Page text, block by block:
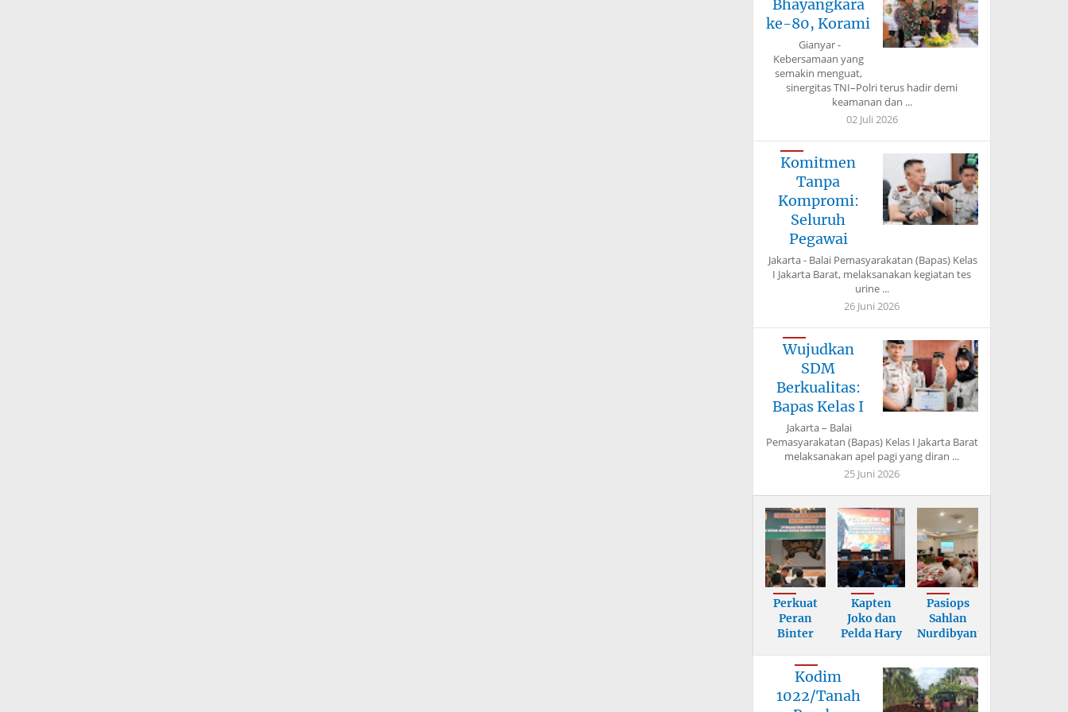
Bhayangkara
ke-80, Korami
Gianyar -
Kebersamaan yang
semakin menguat,
sinergitas TNI–Polri terus hadir demi
keamanan dan ...
02 Juli 2026
Komitmen
Tanpa
Kompromi:
Seluruh
Pegawai
Jakarta - Balai Pemasyarakatan (Bapas) Kelas
I Jakarta Barat, melaksanakan kegiatan tes
urine ...
26 Juni 2026
Wujudkan
SDM
Berkualitas:
Bapas Kelas I
Jakarta – Balai
Pemasyarakatan (Bapas) Kelas I Jakarta Barat
melaksanakan apel pagi yang diran ...
25 Juni 2026
Perkuat
Peran
Binter
Mitigasi
Benc
Kapten
Joko dan
Pelda Hary
Pasiops
Sahlan
Nurdibyanto
Kodim
1022/Tanah